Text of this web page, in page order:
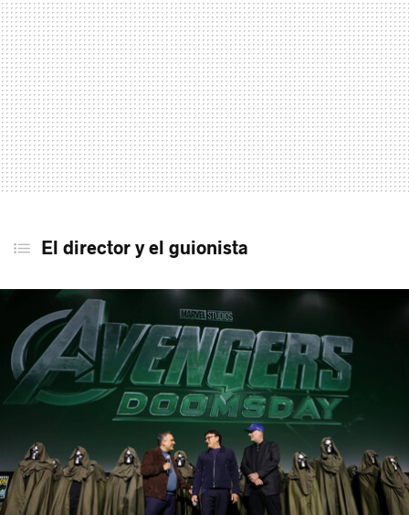
El director y el guionista